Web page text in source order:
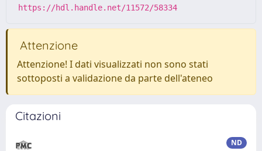
https://hdl.handle.net/11572/58334
Attenzione
Attenzione! I dati visualizzati non sono stati
sottoposti a validazione da parte dell'ateneo
Citazioni
ND